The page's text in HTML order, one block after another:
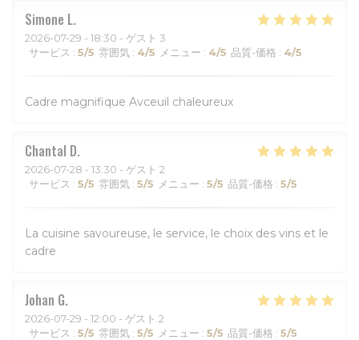
Simone L
2026-07-29 - 18:30 - ゲスト 3
サービス : 5/5 雰囲気 : 4/5 メニュー : 4/5 品質-価格 : 4/5
Cadre magnifique Avceuil chaleureux
Chantal D
2026-07-28 - 13:30 - ゲスト 2
サービス : 5/5 雰囲気 : 5/5 メニュー : 5/5 品質-価格 : 5/5
La cuisine savoureuse, le service, le choix des vins et le
cadre
Johan G
2026-07-29 - 12:00 - ゲスト 2
サービス : 5/5 雰囲気 : 5/5 メニュー : 5/5 品質-価格 : 5/5